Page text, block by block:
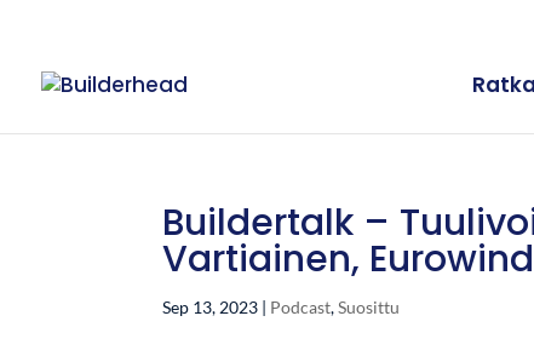
Buildertalk –
Vartiainen,
Sep 13, 2023 | Podcast,Suosittu